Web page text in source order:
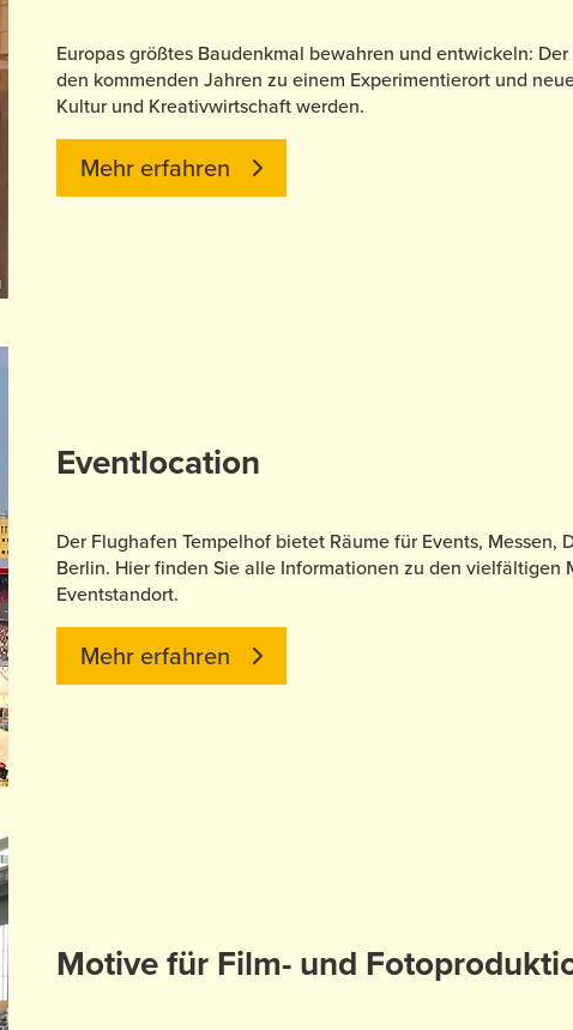
Europas größtes Baudenkmal bewahren und entwickeln:
den kommenden Jahren zu einem Experimentierort und
Kultur und Kreativwirtschaft werden.
Mehr erfahren
Eventlocation
Der Flughafen Tempelhof bietet Räume für Events, Messen,
Berlin. Hier finden Sie alle Informationen zu den vielfältigen
Eventstandort.
Mehr erfahren
Motive für Film- und